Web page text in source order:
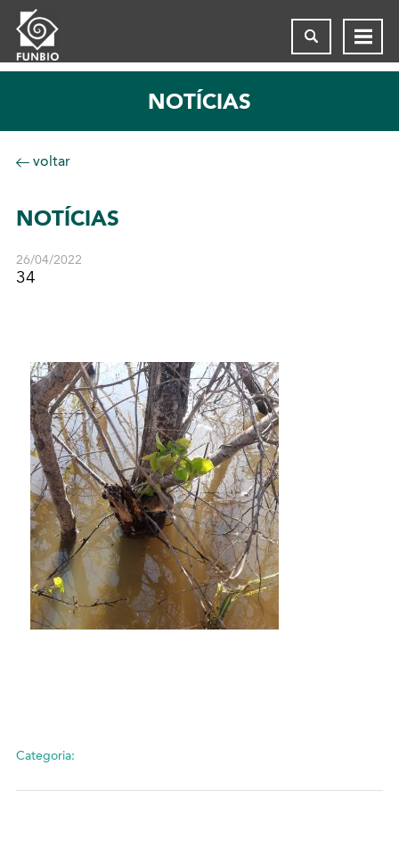
NOTÍCIAS
voltar
NOTÍCIAS
26/04/2022
34
Categoria: